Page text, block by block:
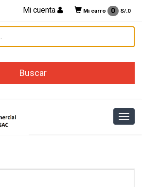
Mi cuenta Mi carro 0 S/.0